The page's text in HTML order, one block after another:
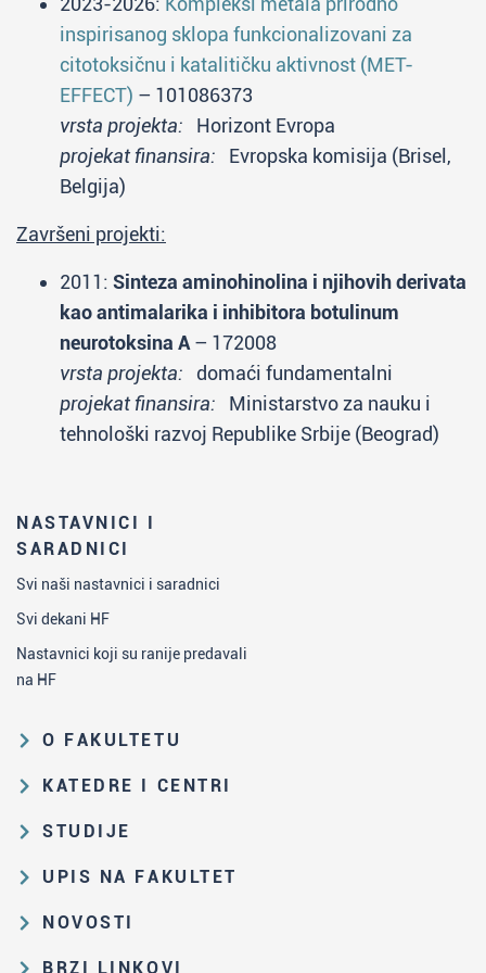
NASTAVNICI I
SARADNICI
Svi naši nastavnici i saradnici
Svi dekani HF
Nastavnici koji su ranije predavali
na HF
O FAKULTETU
Obrazovna i naučna delatnost
struktura
Zakon o visokom obrazovanju i
Istorija Fakulteta
Zbirka velikana srpske hemije
KATEDRE I CENTRI
Katedra za analitičku hemiju
Katedra za nastavu hemije
Katedra za opštu i neorgansku
STUDIJE
Put studiranja na HF
studije
Master akademske studije
UPIS NA FAKULTET
Rezultati prijemnih ispita i rang-
NOVOSTI
Sve aktuelne vesti
BRZI LINKOVI
inspirisanog sklopa funkcionalizovani za
citotoksičnu i katalitičku aktivnost (MET-
EFFECT) – 101086373
vrsta projekta: Horizont Evropa
projekat finansira: Evropska komisija (Brisel,
Belgija)
Završeni projekti:
2011: Sinteza aminohinolina i njihovih derivata
kao antimalarika i inhibitora botulinum
neurotoksina A – 172008
vrsta projekta: domaći fundamentalni
projekat finansira: Ministarstvo za nauku i
tehnološki razvoj Republike Srbije (Beograd)